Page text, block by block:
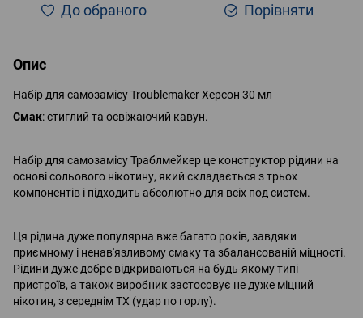
До обраного Порівняти
Опис
Набір для самозамісу Troublemaker Херсон 30 мл
Смак: стиглий та освіжаючий кавун.
Набір для самозамісу Траблмейкер це конструктор рідини на
основі сольового нікотину, який складається з трьох
компонентів і підходить абсолютно для всіх под систем.
Ця рідина дуже популярна вже багато років, завдяки
приємному і ненав'язливому смаку та збалансованій міцності.
Рідини дуже добре відкриваються на будь-якому типі
пристроїв, а також виробник застосовує не дуже міцний
нікотин, з середнім ТХ (удар по горлу).